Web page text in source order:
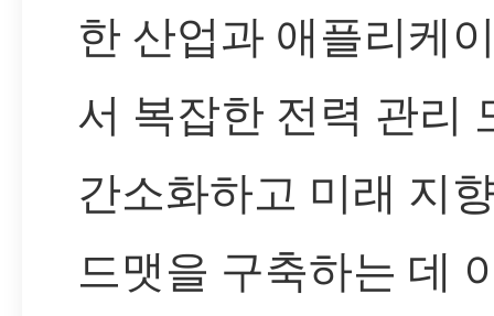
한 산업과 애플리케
서 복잡한 전력 관리
간소화하고 미래 지
드맷을 구축하는 데